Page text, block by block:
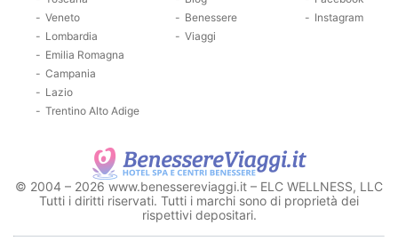
Veneto
Lombardia
Emilia Romagna
Campania
Lazio
Trentino Alto Adige
Benessere
Viaggi
Instagram
© 2004 – 2026 www.benessereviaggi.it – ELC WELLNESS, LLC
Tutti i diritti riservati. Tutti i marchi sono di proprietà dei
rispettivi depositari.